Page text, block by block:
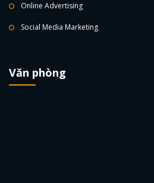
Online Advertising
Social Media Marketing
Văn phòng